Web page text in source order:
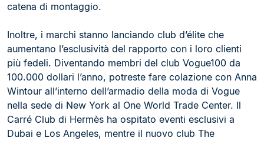
catena di montaggio.
Inoltre, i marchi stanno lanciando club d’élite che
aumentano l’esclusività del rapporto con i loro clienti
più fedeli. Diventando membri del club Vogue100 da
100.000 dollari l’anno, potreste fare colazione con Anna
Wintour all’interno dell’armadio della moda di Vogue
nella sede di New York al One World Trade Center. Il
Carré Club di Hermès ha ospitato eventi esclusivi a
Dubai e Los Angeles, mentre il nuovo club The